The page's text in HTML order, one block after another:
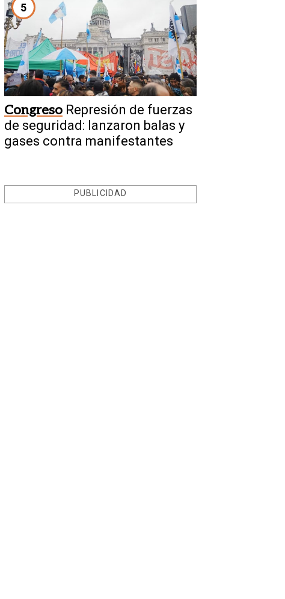
5
Congreso Represión de fuerzas
de seguridad: lanzaron balas y
gases contra manifestantes
PUBLICIDAD